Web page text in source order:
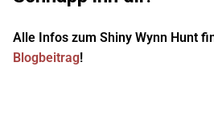
Alle Infos zum Shiny Wynn Hunt
Blogbeitrag!